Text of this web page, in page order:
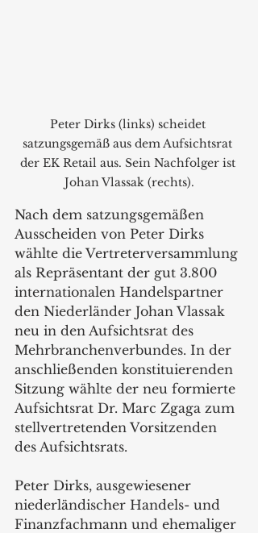
Peter Dirks (links) scheidet
satzungsgemäß aus dem Aufsichtsrat
der EK Retail aus. Sein Nachfolger ist
Johan Vlassak (rechts).
Nach dem satzungsgemäßen
Ausscheiden von Peter Dirks
wählte die Vertreterversammlung
als Repräsentant der gut 3.800
internationalen Handelspartner
den Niederländer Johan Vlassak
neu in den Aufsichtsrat des
Mehrbranchenverbundes. In der
anschließenden konstituierenden
Sitzung wählte der neu formierte
Aufsichtsrat Dr. Marc Zgaga zum
stellvertretenden Vorsitzenden
des Aufsichtsrats.
Peter Dirks, ausgewiesener
niederländischer Handels- und
Finanzfachmann und ehemaliger